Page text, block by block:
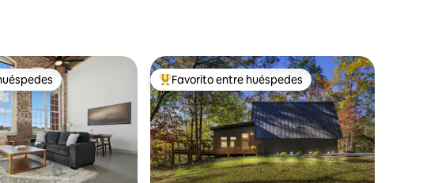
Favorito entre huéspedes preferido
Favorito entre huéspedes